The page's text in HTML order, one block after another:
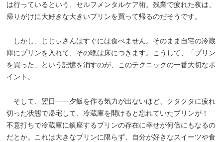
は行っているという、セルフメンタルケア術。残業で疲れた夜は、
帰りがけに大好きな大きいプリンを買って帰るのだそうです。
しかし、じじぃさんはすぐには食べません。そのまま自宅の冷蔵
庫にプリンを入れて、その晩は床につきます。こうして、「プリン
を買った」という記憶を消すのが、このテクニックの一番大切なポ
イント。
そして、翌日――夕飯を作る気力が出ないほど、クタクタに疲れ
切った状態で帰宅して、冷蔵庫を開けると忘れていたプリンが！
不意打ちで冷蔵庫に鎮座するプリンの存在に幸せが何倍にもなるの
だとか。これは大きなプリンに限らず、自分が好きなスイーツや食